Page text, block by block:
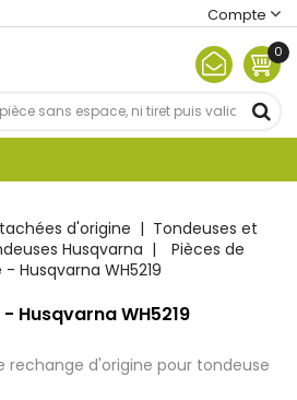
Compte
0
d'origine
Tondeuses et
Husqvarna
Pièces de
Husqvarna WH5219
Husqvarna WH5219
rechange d'origine pour tondeuse